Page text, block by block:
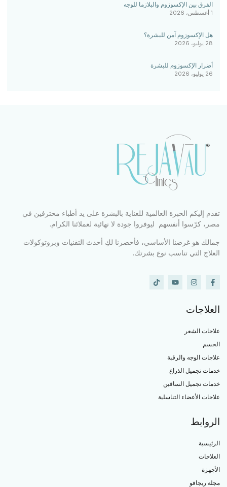
الفرق بين الإكسوزوم والبلازما للوجه
1 أغسطس، 2026
هل الإكسوزوم آمن للبشرة؟
28 يوليو، 2026
أضرار الإكسوزوم للبشرة
26 يوليو، 2026
تقدم إليكم الخبرة العالمية للعناية بالبشرة على يد أطباء محترفين في
مصر، كرّسوا أنفسهم ليوفروا جودة لا نهائية لعملائنا الكرام.
جمالك هو غرضنا الأساسي، فأحضرنا لكِ أحدث التقنيات وبروتوكولات
العلاج التي تناسب نوع بشرتك.
العلاجات
علاجات الشعر
الجسم
علاجات الوجه والرقبة
خدمات تجميل الذراع
خدمات تجميل الساقين
علاجات الأعضاء التناسلية
الروابط
الرئيسية
العلاجات
الأجهزة
مجلة ريجافو